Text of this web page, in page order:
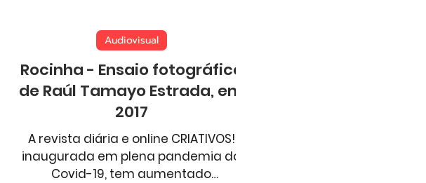
Rocinha - Ensaio fotográfico
de Raúl Tamayo Estrada, em
2017
A revista diária e online CRIATIVOS!
inaugurada em plena pandemia do
Covid-19, tem aumentado
Audiovisual